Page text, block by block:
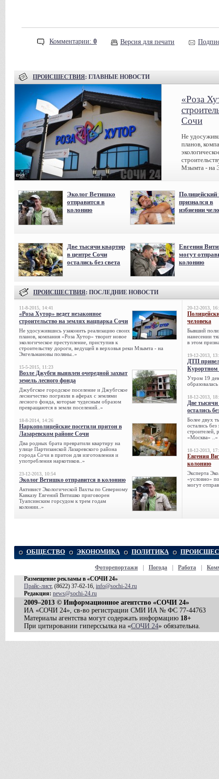
Комментарии: 0 Версия для печати
ПРОИСШЕСТВИЯ: ГЛАВНЫЕ НОВОСТИ
«Роза
Сочи
Не
планов,
Мзымта - на
Эколог Ветишко
отправится в
колонию
Полицейский
признался в
избиении
Две тысячи квартир
в центре Сочи
остались без света
Евгения
могут
колонию
ПРОИСШЕСТВИЯ: ПОСЛЕДНИЕ НОВОСТИ
11-8-2015, 14:41
«Роза Хутор» ведет незаконное
строительство на землях нацпарка Сочи
Не удосужившись узаконить реализацию своих
планов, компания «Роза Хутор» творит новое
экологическое преступление, приступив к
строительству дороги, ведущей в верховья реки Мзымта - на
Энгельмановы поляны..»
15-5-2015, 11:23
Возле Джубги выявлен очередной захват
земель лесного фонда
Джубгское городское поселение и Джубгское
лесничество погрязли в аферах с землями
лесного фонда, которые чудесным образом
превращаются в земли поселений..»
18-8-2014, 14:26
Наркополицейские посетили притон в
Лазаревском районе Сочи
Два родных брата превратили квартиру на
улице Партизанской Лазаревского района
города Сочи в притон для изготовления и
употребления наркотиков..»
23-12-2013, 10:54
Эколог Ветишко отправится в колонию
Активист Экологической Вахты по Северному
Кавказу Евгений Витишко приговорен
Туапсинским горсудом к трем годам
колонии..»
20-12-2013,
человека
Бывший
нанесении
в этом
19-12-2013,
ДТП
Курортном
Утром 19
18-12-2013,
Две
остались
Более двух
остались
строителей,
«Москва» ..»
18-12-2013,
Евгения
колонию
Эксперта
«условно»
могут
ОБЩЕСТВО ЭКОНОМИКА ПОЛИТИКА
Фоторепортажи Погода Работа
Размещение рекламы в «СОЧИ 24»
Прайс-лист, (8622) 37-62-16, info@sochi-24.ru
Редакция: news@sochi-24.ru
2009–2013 © Информационное агентство «СОЧИ 24»
ИА «СОЧИ 24», св-во регистрации СМИ ИА № ФС 77-44763
Материалы агентства могут содержать информацию 18+
При цитировании гиперссылка на «СОЧИ 24» обязательна.